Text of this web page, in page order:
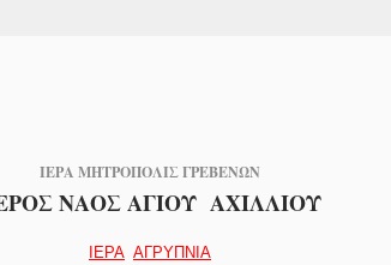
IEΡΑ ΜΗΤΡΟΠΟΛΙΣΓΡΕΒΕΝΩΝ
ΝΑΟΣΑΓΙΟΥ ΑΧΙΛΛΙΟΥ
ΙΕΡΑ ΑΓΡΥΠΝΙΑ